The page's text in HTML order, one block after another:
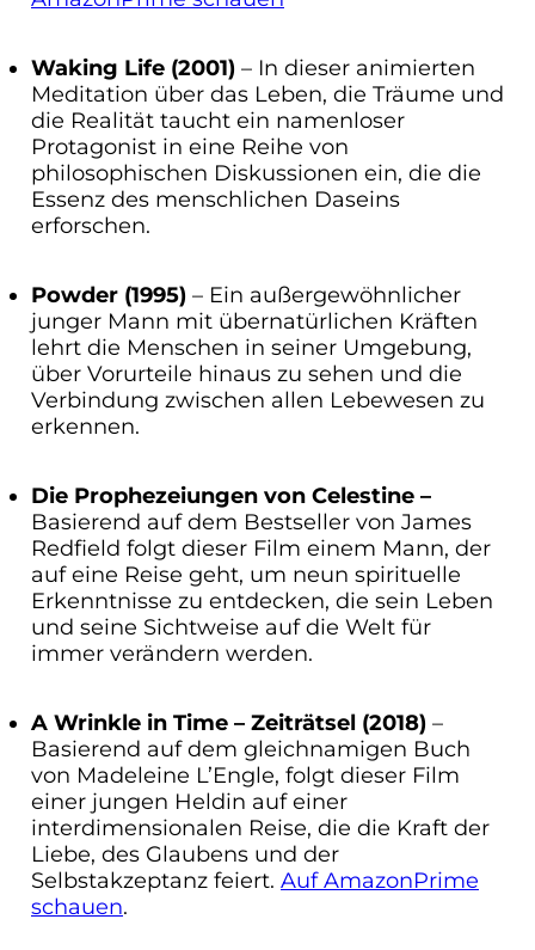
Waking Life (2001) – In dieser animierten
Meditation über das Leben, die Träume und
die Realität taucht ein namenloser
Protagonist in eine Reihe von
philosophischen Diskussionen ein, die die
Essenz des menschlichen Daseins
erforschen.
Powder (1995) – Ein außergewöhnlicher
junger Mann mit übernatürlichen Kräften
lehrt die Menschen in seiner Umgebung,
über Vorurteile hinaus zu sehen und die
Verbindung zwischen allen Lebewesen zu
erkennen.
Die Prophezeiungen von Celestine –
Basierend auf dem Bestseller von James
Redfield folgt dieser Film einem Mann, der
auf eine Reise geht, um neun spirituelle
Erkenntnisse zu entdecken, die sein Leben
und seine Sichtweise auf die Welt für
immer verändern werden.
A Wrinkle in Time – Zeiträtsel (2018) –
Basierend auf dem gleichnamigen Buch
von Madeleine L’Engle, folgt dieser Film
einer jungen Heldin auf einer
interdimensionalen Reise, die die Kraft der
Liebe, des Glaubens und der
Selbstakzeptanz feiert. Auf AmazonPrime
schauen.